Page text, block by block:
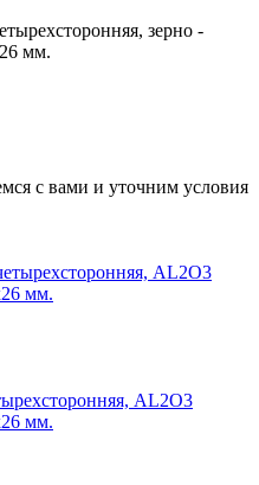
зерно -
мм.
с вами и уточним условия
AL2O3
мм.